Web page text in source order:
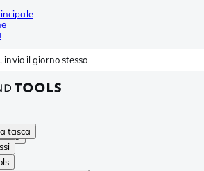
il giorno stesso
tasca